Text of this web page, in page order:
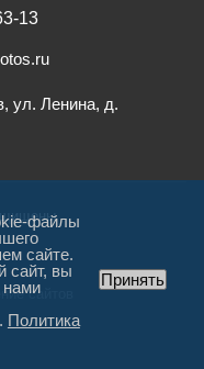
13
ул. Ленина, д.
сайтов
файлы
сайте.
сайт, вы
нами
Политика
Принять